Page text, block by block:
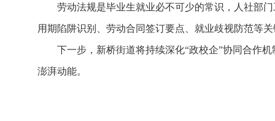
劳动法规是毕业生就业必不可少的常识，人社部
用期陷阱识别、劳动合同签订要点、就业歧视防范等
下一步，新桥街道将持续深化“政校企”协同合作
澎湃动能。